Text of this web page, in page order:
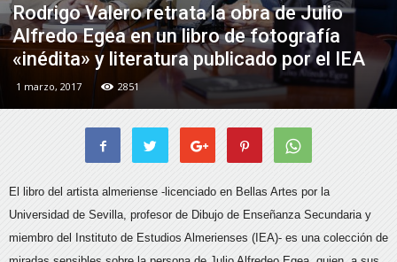
Rodrigo Valero retrata la obra de Julio
Alfredo Egea en un libro de fotografía
«inédita» y literatura publicado por el IEA
1 marzo, 2017 2851
El libro del artista almeriense -licenciado en Bellas Artes por la
Universidad de Sevilla, profesor de Dibujo de Enseñanza Secundaria y
miembro del Instituto de Estudios Almerienses (IEA)- es una colección de